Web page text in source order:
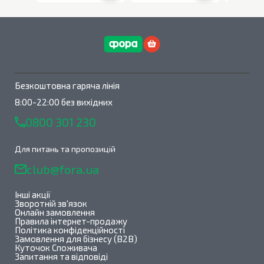
Безкоштовна гаряча лінія
8:00-22:00 без вихідних
0800 301 230
Для питань та пропозицій
club@fora.ua
Інші акції
Зворотній зв'язок
Онлайн замовлення
Правила інтернет-продажу
Політика конфіденційності
Замовлення для бізнесу (B2B)
Куточок Споживача
Запитання та відповіді